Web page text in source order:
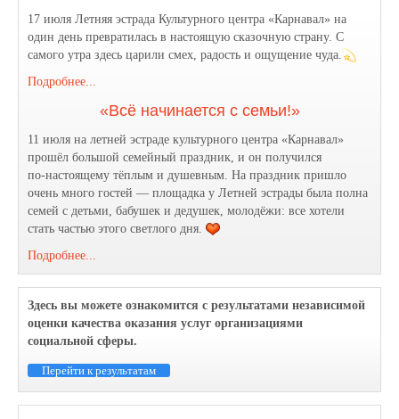
17 июля Летняя эстрада Культурного центра «Карнавал» на
один день превратилась в настоящую сказочную страну. С
самого утра здесь царили смех, радость и ощущение чуда.
Подробнее...
«Всё начинается с семьи!»
11 июля на летней эстраде культурного центра «Карнавал»
прошёл большой семейный праздник, и он получился
по‑настоящему тёплым и душевным. На праздник пришло
очень много гостей — площадка у Летней эстрады была полна
семей с детьми, бабушек и дедушек, молодёжи: все хотели
стать частью этого светлого дня.
Подробнее...
Здесь вы можете ознакомится с результатами независимой
оценки качества оказания услуг организациями
социальной сферы.
Перейти к результатам